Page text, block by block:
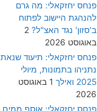
פנחס יחזקאלי: מה גרם
להנהגת היישוב לפתוח
ב'סזון' נגד האצ"ל? 2
באוגוסט 2026
פנחס יחזקאלי: תיעוד שנאת
נתניהו בתמונות, מיולי
2025 ואילך
1 באוגוסט
2026